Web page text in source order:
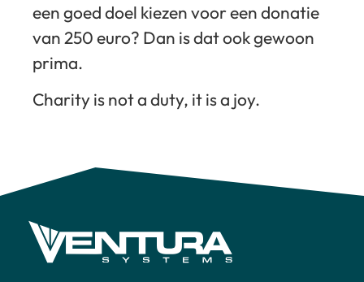
een goed doel kiezen voor een donatie
van 250 euro? Dan is dat ook gewoon
prima.
Charity is not a duty, it is a joy.